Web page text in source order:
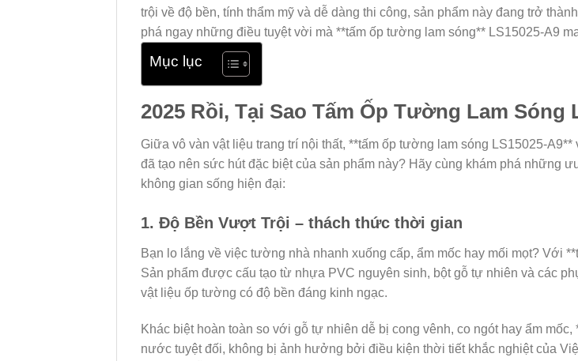
trội về độ bền, tính thẩm mỹ và dễ dàng thi công, sản phẩm này đang trở
phá ngay những điều tuyệt vời mà **tấm ốp tường lam sóng** LS15025-A9
Mục lục
2025 Rồi, Tại Sao Tấm Ốp Tường Lam Sóng
Giữa vô vàn vật liệu trang trí nội thất, **tấm ốp tường lam sóng LS15025-
đã tạo nên sức hút đặc biệt của sản phẩm này? Hãy cùng khám phá những
không gian sống hiện đại:
1. Độ Bền Vượt Trội – thách thức thời gian
Bạn lo lắng về việc tường nhà nhanh xuống cấp, ẩm mốc hay mối mọt? Với
Sản phẩm được cấu tạo từ nhựa PVC nguyên sinh, bột gỗ tự nhiên và các
vật liệu ốp tường có độ bền đáng kinh ngạc.
Khác biệt hoàn toàn so với gỗ tự nhiên dễ bị cong vênh, co ngót hay ẩm
nước tuyệt đối, không bị ảnh hưởng bởi điều kiện thời tiết khắc nghiệt của